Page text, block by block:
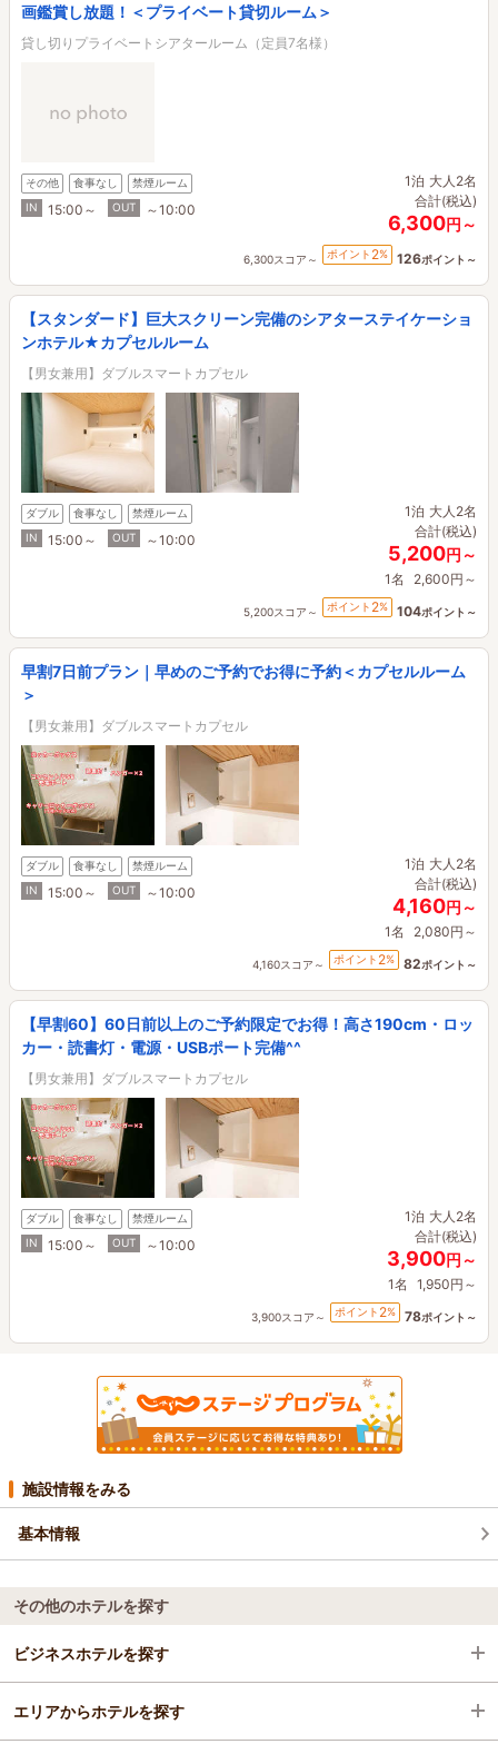
画鑑賞し放題！＜プライベート貸切ルーム＞
貸し切りプライベートシアタールーム（定員7名様）
その他 食事なし
禁煙ルーム
IN
15:00～ OUT ～10:00
1泊 大人2名
合計(税込)
6,300円～
6,300スコア～ ポイント 2% 126ポイント～
【スタンダード】巨大スクリーン完備のシアターステイケーショ
ンホテル★カプセルルーム
【男女兼用】ダブルスマートカプセル
ダブル 食事なし
禁煙ルーム
IN
15:00～ OUT ～10:00
1泊 大人2名
合計(税込)
5,200円～
1名 2,600円～
5,200スコア～ ポイント 2% 104ポイント～
早割7日前プラン｜早めのご予約でお得に予約＜カプセルルーム
＞
【男女兼用】ダブルスマートカプセル
ダブル 食事なし
禁煙ルーム
IN
15:00～ OUT ～10:00
1泊 大人2名
合計(税込)
4,160円～
1名 2,080円～
4,160スコア～ ポイント 2% 82ポイント～
【早割60】60日前以上のご予約限定でお得！高さ190cm・ロッ
カー・読書灯・電源・USBポート完備^^
【男女兼用】ダブルスマートカプセル
ダブル 食事なし
禁煙ルーム
IN
15:00～ OUT ～10:00
1泊 大人2名
合計(税込)
3,900円～
1名 1,950円～
3,900スコア～ ポイント 2% 78ポイント～
施設情報をみる
基本情報
その他のホテルを探す
ビジネスホテルを探す
北海道
エリアからホテルを探す